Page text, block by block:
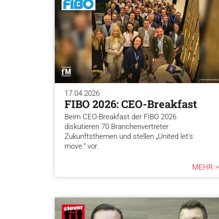
17.04.2026
FIBO 2026: CEO-Breakfast
Beim CEO-Breakfast der FIBO 2026
diskutieren 70 Branchenvertreter
Zukunftsthemen und stellen „United let’s
move.“ vor.
MEHR >